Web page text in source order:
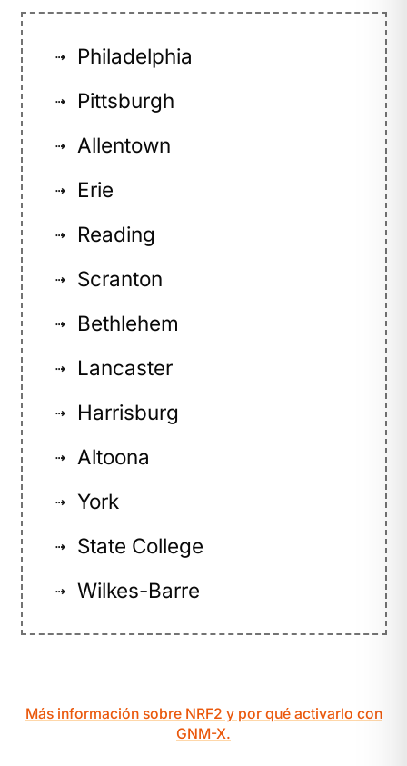
⇢ Philadelphia
⇢ Pittsburgh
⇢ Allentown
⇢ Erie
⇢ Reading
⇢ Scranton
⇢ Bethlehem
⇢ Lancaster
⇢ Harrisburg
⇢ Altoona
⇢ York
⇢ State College
⇢ Wilkes-Barre
Más información sobre NRF2 y por qué activarlo con
GNM-X.